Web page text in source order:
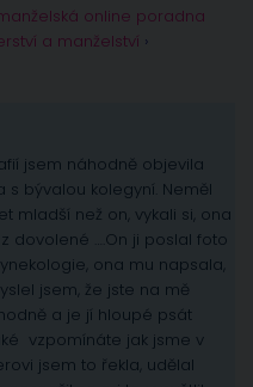
online poradna
a manželství ›
jsem náhodně objevila
bývalou kolegyní. Neměl
mladší než on, vykali si, ona
dovolené ….On ji poslal foto
ona mu napsala,
jsem, že jste na mě
a je jí hloupé psát
vzpomínáte jak jsme v
jsem to řekla, udělal